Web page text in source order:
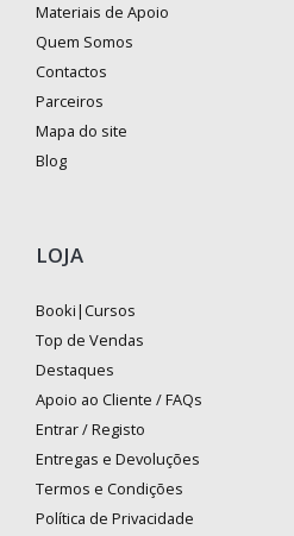
Materiais de Apoio
Quem Somos
Contactos
Parceiros
Mapa do site
Blog
LOJA
Booki|Cursos
Top de Vendas
Destaques
Apoio ao Cliente / FAQs
Entrar / Registo
Entregas e Devoluções
Termos e Condições
Política de Privacidade